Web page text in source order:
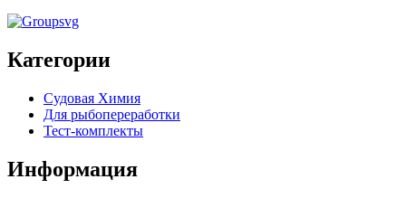
Категории
Судовая Химия
Для рыбопереработки
Тест-комплекты
Информация